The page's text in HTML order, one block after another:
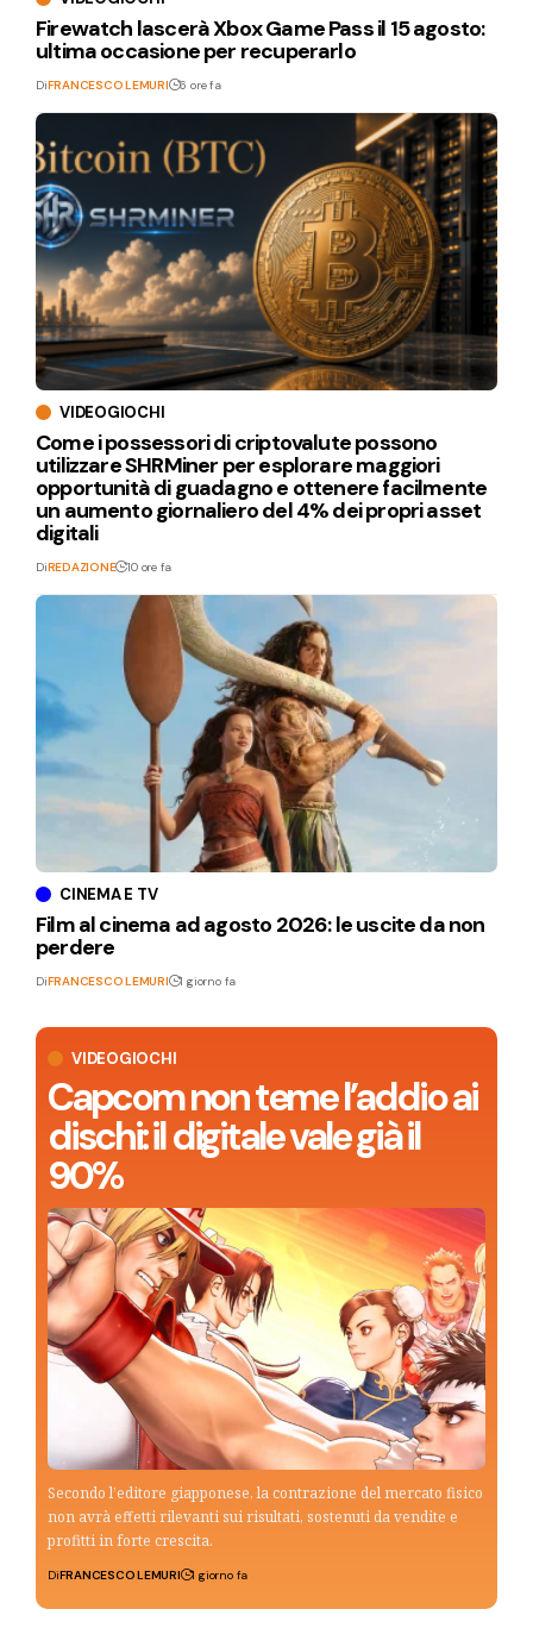
VIDEOGIOCHI
Capcom non teme l’addio ai
dischi: il digitale vale già il
90%
Secondo l’editore giapponese, la contrazione del mercato fisico
non avrà effetti rilevanti sui risultati, sostenuti da vendite e
profitti in forte crescita.
DiFRANCESCO LEMURI 1 giorno fa
Firewatch lascerà Xbox Game Pass il 15 agosto:
ultima occasione per recuperarlo
DiFRANCESCO LEMURI 6 ore fa
VIDEOGIOCHI
Come i possessori di criptovalute possono
utilizzare SHRMiner per esplorare maggiori
opportunità di guadagno e ottenere facilmente
un aumento giornaliero del 4% dei propri asset
digitali
DiREDAZIONE 10 ore fa
CINEMA E TV
Film al cinema ad agosto 2026: le uscite da non
perdere
DiFRANCESCO LEMURI 1 giorno fa